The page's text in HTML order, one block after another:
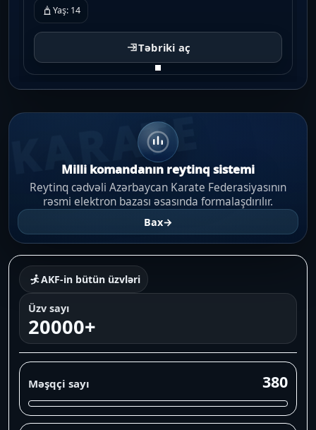
Yaş: 14
Təbriki aç
KARATE
Milli komandanın reytinq sistemi
Reytinq cədvəli Azərbaycan Karate Federasiyasının
rəsmi elektron bazası əsasında formalaşdırılır.
Bax→
AKF-in bütün üzvləri
Üzv sayı
20000+
Məşqçi sayı 380